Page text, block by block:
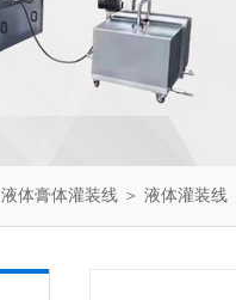
液体膏体灌装线 ＞ 液体灌装线